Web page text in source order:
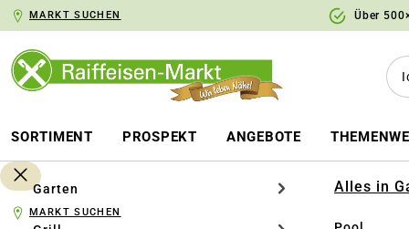
Zur Hauptnavigation springen
MARKT SUCHEN Über
SORTIMENT PROSPEKT ANGEBOTE
Garten Alles in
MARKT SUCHEN